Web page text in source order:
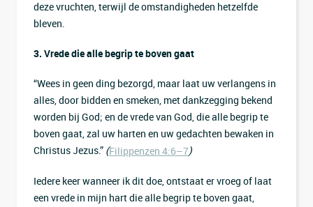
deze vruchten, terwijl de omstandigheden hetzelfde
bleven.
3. Vrede die alle begrip te boven gaat
“Wees in geen ding bezorgd, maar laat uw verlangens in
alles, door bidden en smeken, met dankzegging bekend
worden bij God; en de vrede van God, die alle begrip te
boven gaat, zal uw harten en uw gedachten bewaken in
Christus Jezus.” (Filippenzen 4:6–7)
Iedere keer wanneer ik dit doe, ontstaat er vroeg of laat
een vrede in mijn hart die alle begrip te boven gaat,